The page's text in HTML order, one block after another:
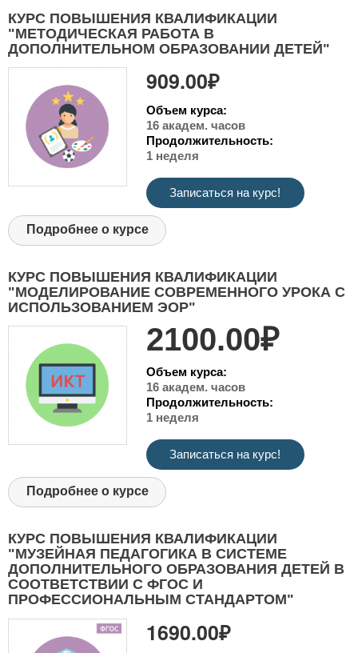
КУРС ПОВЫШЕНИЯ КВАЛИФИКАЦИИ
"МЕТОДИЧЕСКАЯ РАБОТА В
ДОПОЛНИТЕЛЬНОМ ОБРАЗОВАНИИ ДЕТЕЙ"
909.00₽
Объем курса:
16 академ. часов
Продолжительность:
1 неделя
Записаться на курс!
Подробнее о курсе
КУРС ПОВЫШЕНИЯ КВАЛИФИКАЦИИ
"МОДЕЛИРОВАНИЕ СОВРЕМЕННОГО УРОКА С
ИСПОЛЬЗОВАНИЕМ ЭОР"
2100.00₽
Объем курса:
16 академ. часов
Продолжительность:
1 неделя
Записаться на курс!
Подробнее о курсе
КУРС ПОВЫШЕНИЯ КВАЛИФИКАЦИИ
"МУЗЕЙНАЯ ПЕДАГОГИКА В СИСТЕМЕ
ДОПОЛНИТЕЛЬНОГО ОБРАЗОВАНИЯ ДЕТЕЙ В
СООТВЕТСТВИИ С ФГОС И
ПРОФЕССИОНАЛЬНЫМ СТАНДАРТОМ"
1690.00₽